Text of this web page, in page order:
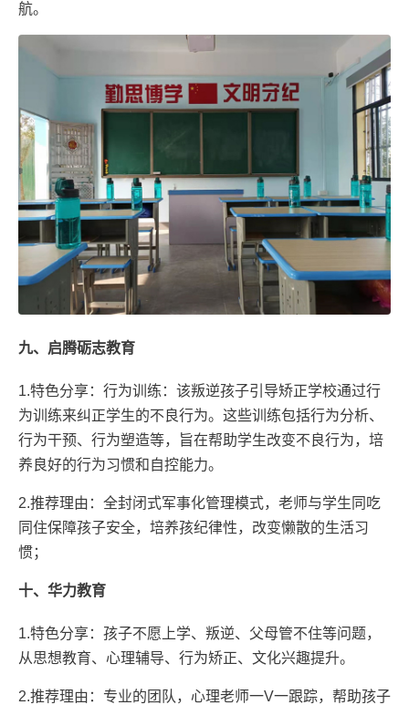
航。
九、启腾砺志教育
1.特色分享：行为训练：该叛逆孩子引导矫正学校通过行
为训练来纠正学生的不良行为。这些训练包括行为分析、
行为干预、行为塑造等，旨在帮助学生改变不良行为，培
养良好的行为习惯和自控能力。
2.推荐理由：全封闭式军事化管理模式，老师与学生同吃
同住保障孩子安全，培养孩纪律性，改变懒散的生活习
惯；
十、华力教育
1.特色分享：孩子不愿上学、叛逆、父母管不住等问题，
从思想教育、心理辅导、行为矫正、文化兴趣提升。
2.推荐理由：专业的团队，心理老师一V一跟踪，帮助孩子